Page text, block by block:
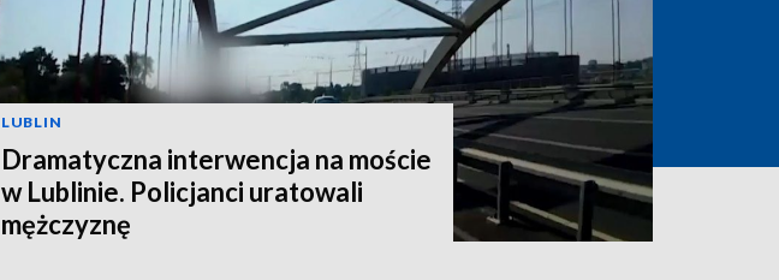
LUBLIN
Dramatyczna interwencja na moście
w Lublinie. Policjanci uratowali
mężczyznę